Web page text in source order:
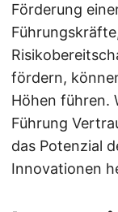
Förderung
fördern,
Höhen führen.
Führung
das Potenzial
Innovationen